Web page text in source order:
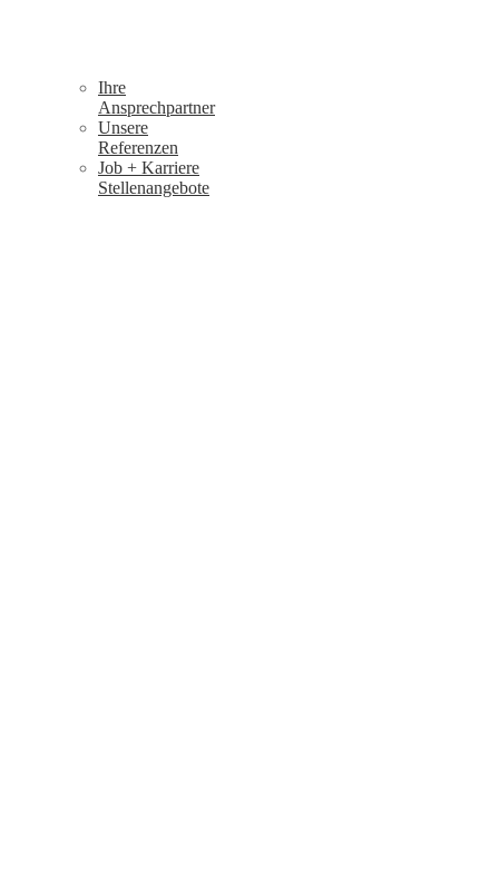
Ihre
Ansprechpartner
Unsere
Referenzen
Job + Karriere
Stellenangebote